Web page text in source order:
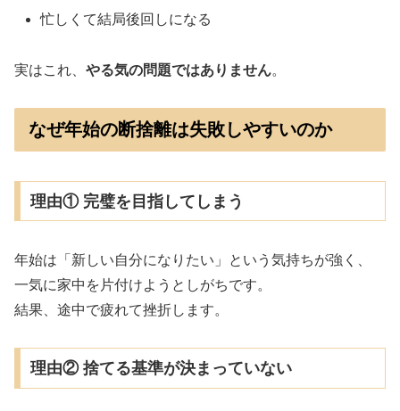
忙しくて結局後回しになる
実はこれ、 やる気の問題ではありません。
なぜ年始の断捨離は失敗しやすいのか
理由① 完璧を目指してしまう
年始は「新しい自分になりたい」という気持ちが強く、
一気に家中を片付けようとしがちです。
結果、途中で疲れて挫折します。
理由② 捨てる基準が決まっていない